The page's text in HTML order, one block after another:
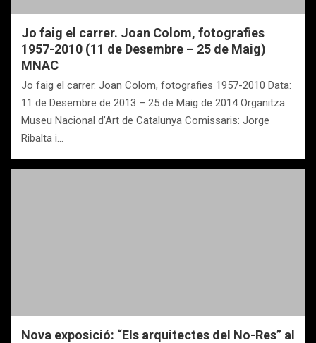
Jo faig el carrer. Joan Colom, fotografies
1957-2010 (11 de Desembre – 25 de Maig)
MNAC
Jo faig el carrer. Joan Colom, fotografies 1957-2010 Data:
11 de Desembre de 2013 – 25 de Maig de 2014 Organitza
Museu Nacional d’Art de Catalunya Comissaris: Jorge
Ribalta i…
Nova exposició: “Els arquitectes del No-Res” al